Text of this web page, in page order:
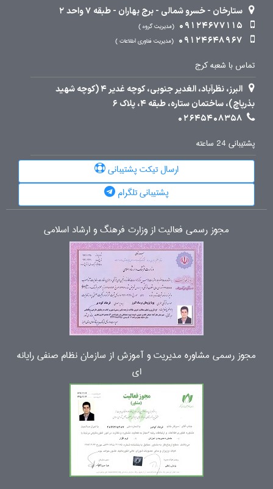
ستارخان - خسرو شمالی - برج بهاران - طبقه 7 واحد 2
09124677115
مدیریت گروه
09124648967 مدیریت فناوری اطلاعات
تماس با شعبه کرج
البرز، نظرآباد، الغدیر جنوبی، کوچه غدیر 4 (کوچه شهید
بذرپاچ)، ساختمان ستاره، طبقه 4، پلاک 6
02645408358
پشتیبانی 24 ساعته
ارسال تیکت پشتیبانی
پشتیبانی تلگرام
مجوز رسمی فعالیت از وزارت فرهنگ و ارشاد اسلامی
مجوز رسمی مشاوره مدیریت و آموزش از سازمان نظام صنفی رایانه
ای